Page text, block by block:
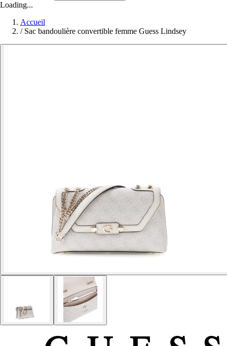
Loading...
Accueil
/ Sac bandoulière convertible femme Guess Lindsey